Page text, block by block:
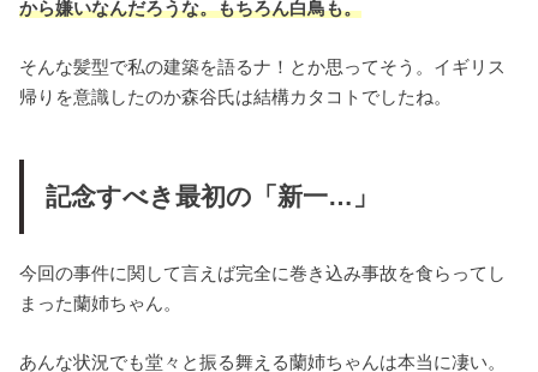
から嫌いなんだろうな。もちろん白鳥も。
そんな髪型で私の建築を語るナ！とか思ってそう。イギリス
帰りを意識したのか森谷氏は結構カタコトでしたね。
記念すべき最初の「新一…」
今回の事件に関して言えば完全に巻き込み事故を食らってし
まった蘭姉ちゃん。
あんな状況でも堂々と振る舞える蘭姉ちゃんは本当に凄い。